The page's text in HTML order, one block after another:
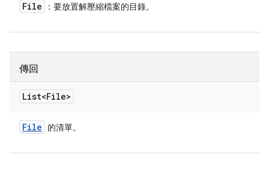
File ：要放置解壓縮檔案的目錄。
傳回
List<File>
File 的清單。